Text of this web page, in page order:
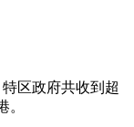
区政府共收到超
。